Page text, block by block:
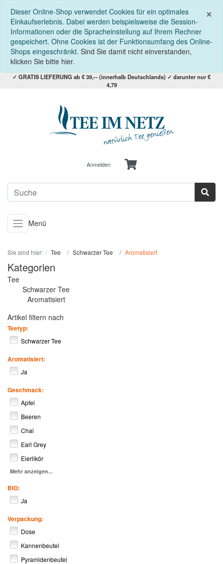
×
Dieser Online-Shop verwendet Cookies für ein optimales
Einkaufserlebnis. Dabei werden beispielsweise die Session-
Informationen oder die Spracheinstellung auf Ihrem Rechner
gespeichert. Ohne Cookies ist der Funktionsumfang des Online-
Shops eingeschränkt. Sind Sie damit nicht einverstanden,
klicken Sie bitte hier.
✓ GRATIS LIEFERUNG ab € 39,-- (innerhalb Deutschlands) ✓ darunter nur €
4,79
Anmelden
Menü
Sie sind hier: Tee Schwarzer Tee Aromatisiert
Kategorien
Tee
Schwarzer Tee
Aromatisiert
Artikel filtern nach
Teetyp:
Schwarzer Tee
Aromatisiert:
Ja
Geschmack:
Apfel
Beeren
Chai
Earl Grey
Eierlikör
Mehr anzeigen...
BIO:
Ja
Verpackung:
Dose
Kannenbeutel
Pyramidenbeutel